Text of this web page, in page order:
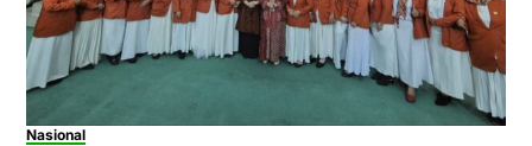
Nasional